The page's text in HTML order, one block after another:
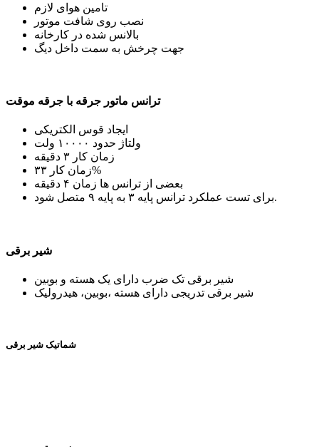
تامین هوای لازم
نصب روی شافت موتور
بالانس شده در کارخانه
جهت چرخش به سمت داخل دیگ
ترانس ماتور جرقه با جرقه موقت
ایجاد قوس الکتریکی
ولتاژ حدود ۱۰۰۰۰ ولت
زمان کار ۳ دقیقه
زمان کار ۳۳%
بعضی از ترانس ها زمان ۴ دقیقه
برای تست عملکرد ترانس پایه ۳ به پایه ۹ متصل شود.
شیر برقی
شیر برقی تک ضرب دارای یک هسته و بوبین
شیر برقی تدریجی دارای هسته ،بوبین، هیدرولیک
شماتیک شیر برقی